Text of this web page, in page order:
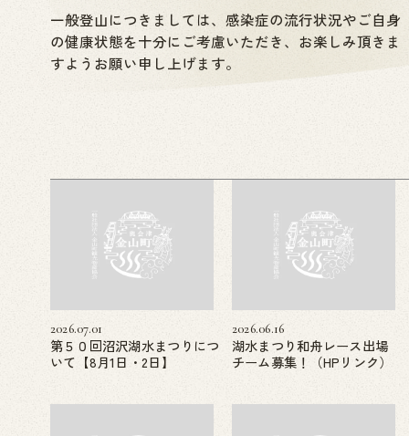
一般登山につきましては、感染症の流行状況やご自身
の健康状態を十分にご考慮いただき、お楽しみ頂きま
すようお願い申し上げます。
2026.07.01
第５０回沼沢湖水まつりにつ
いて【8月1日・2日】
2026.06.16
湖水まつり和舟レース出場
チーム募集！（HPリンク）